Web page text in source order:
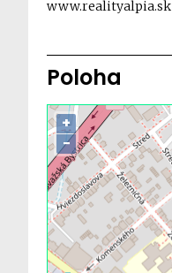
www.realityalpia.sk
Poloha
+
−